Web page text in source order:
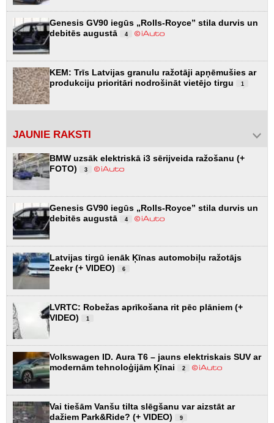
Genesis GV90 iegūs „Rolls-Royce” stila durvis un
debitēs augustā
4
KEM: Trīs Latvijas granulu ražotāji apņēmušies ar
produkciju prioritāri nodrošināt vietējo tirgu
1
JAUNIE RAKSTI
BMW uzsāk elektriskā i3 sērijveida ražošanu (+
FOTO)
3
Genesis GV90 iegūs „Rolls-Royce” stila durvis un
debitēs augustā
4
Latvijas tirgū ienāk Ķīnas automobiļu ražotājs
Zeekr (+ VIDEO)
6
LVRTC: Robežas aprīkošana rit pēc plāniem (+
VIDEO)
1
Volkswagen ID. Aura T6 – jauns elektriskais SUV ar
modernām tehnoloģijām Ķīnai
2
Vai tiešām Vanšu tilta slēgšanu var aizstāt ar
dažiem Park&Ride? (+ VIDEO)
9